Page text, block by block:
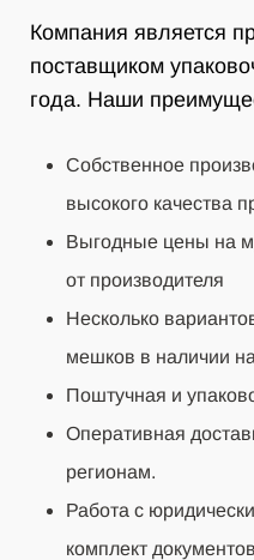
Компания является
поставщиком
года. Наши
Собственное
высокого качества
Выгодные цены на
от производителя
Несколько
мешков в наличии
Поштучная и
Оперативная
регионам.
Работа с
комплект